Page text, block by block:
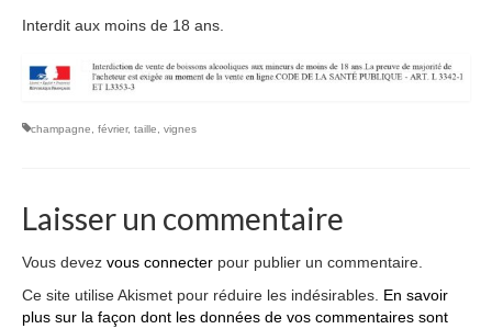
Interdit aux moins de 18 ans.
champagne février, taille vignes
Laisser un commentaire
Vous devez vous connecter pour publier un commentaire.
Ce site utilise Akismet pour réduire les indésirables. En savoir
plus sur la façon dont les données de vos commentaires sont